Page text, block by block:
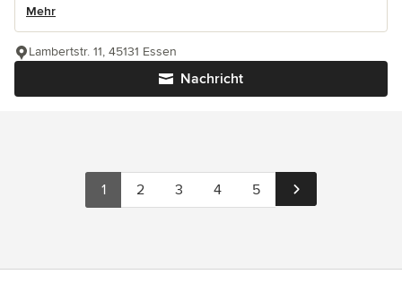
Mehr
Nachricht
Lambertstr. 11, 45131 Essen
1 2 3 4 5